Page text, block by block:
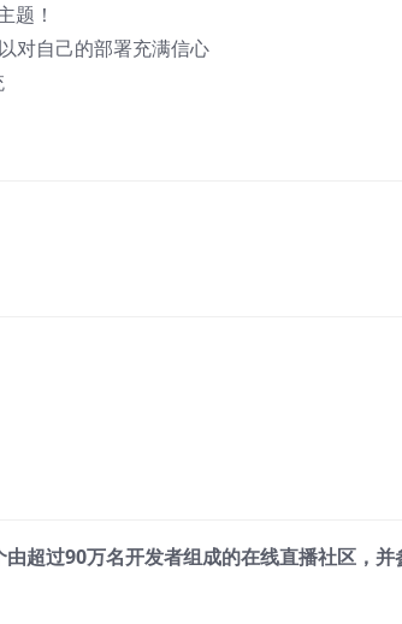
题！
对自己的部署充满信心
超过90万名开发者组成的在线直播社区，并